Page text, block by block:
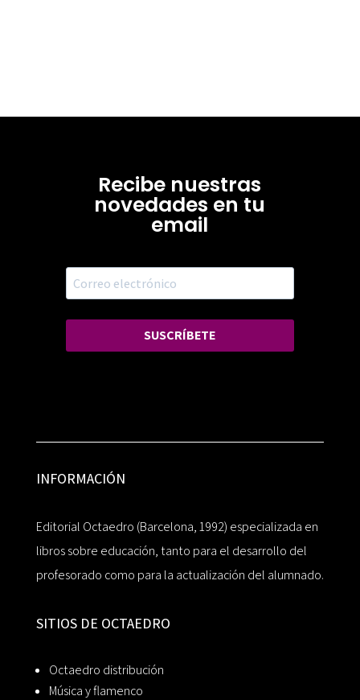
Recibe nuestras
novedades en tu
email
SUSCRÍBETE
INFORMACIÓN
Editorial Octaedro (Barcelona, 1992) especializada en
libros sobre educación, tanto para el desarrollo del
profesorado como para la actualización del alumnado.
SITIOS DE OCTAEDRO
Octaedro distribución
Música y flamenco